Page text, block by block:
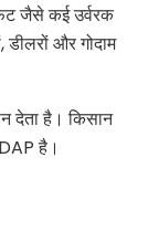
जैसे कई उर्वरक
और गोदाम
देता है। किसान
है।